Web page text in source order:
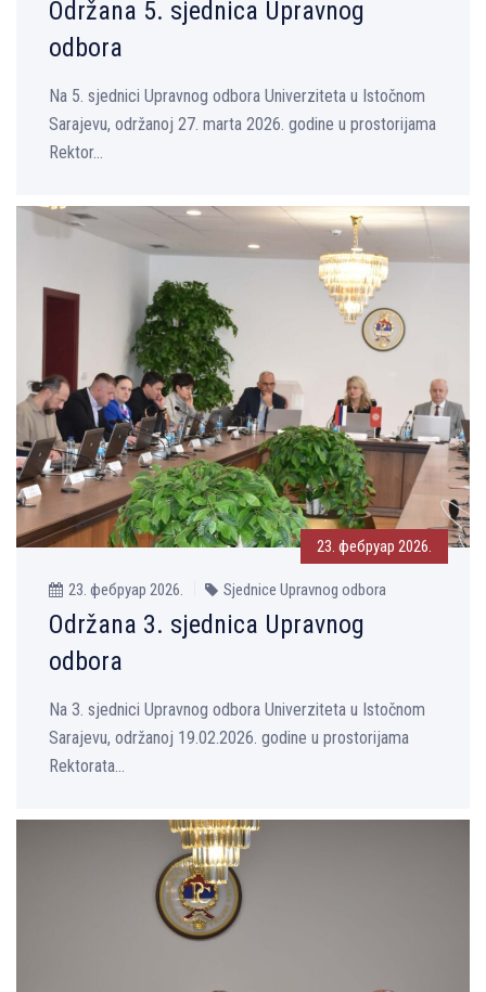
Održana 5. sjednica Upravnog
odbora
Na 5. sjednici Upravnog odbora Univerziteta u Istočnom
Sarajevu, održanoj 27. marta 2026. godine u prostorijama
Rektor...
23. фебруар 2026.
23. фебруар 2026. Sjednice Upravnog odbora
Održana 3. sjednica Upravnog
odbora
Na 3. sjednici Upravnog odbora Univerzitetа u Istočnom
Sarajevu, održanoj 19.02.2026. godine u prostorijama
Rektorata...